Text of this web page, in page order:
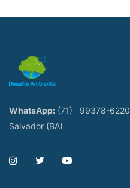
WhatsApp: (71)
99378-6220
Salvador (BA)